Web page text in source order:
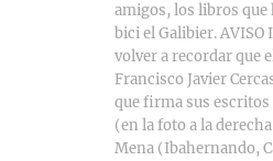
amigos, los libros que
bici el Galibier. AVISO
volver a recordar que
Francisco Javier
que firma sus escritos
(en la foto a la
Mena (Ibahernando,